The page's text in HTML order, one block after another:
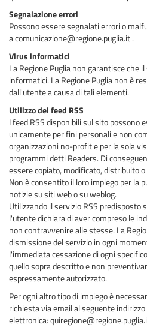
Segnalazione errori
Possono essere segnalati errori o
a comunicazione@regione.puglia.it .
Virus informatici
La Regione Puglia non garantisce che
informatici. La Regione Puglia non è
dall'utente a causa di tali elementi.
Utilizzo dei feed RSS
I feed RSS disponibili sul sito possono
unicamente per fini personali e non
organizzazioni no-profit e per la sola
programmi detti Readers. Di
essere copiato, modificato, distribuito
Non è consentito il loro impiego per la
notizie su siti web o su weblog.
Utilizzando il servizio RSS predisposto
l'utente dichiara di aver compreso le
non contravvenire alle stesse. La
dismissione del servizio in ogni
l'immediata cessazione di ogni
quello sopra descritto e non
espressamente autorizzato.
Per ogni altro tipo di impiego è
richiesta via email al seguente
elettronica: